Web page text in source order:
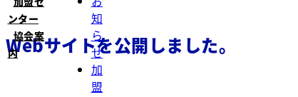
ンター
協会案
内
知
ら
せ
加
盟
Webサイトを公開しました。